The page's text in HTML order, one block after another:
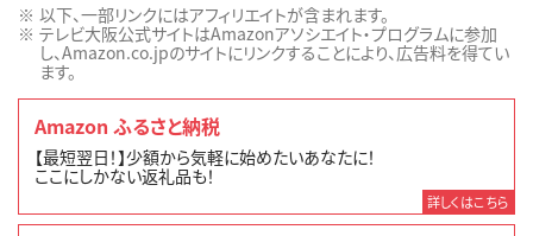
以下、一部リンクにはアフィリエイトが含まれます。
テレビ大阪公式サイトはAmazonアソシエイト・プログラムに参加
し、Amazon.co.jpのサイトにリンクすることにより、広告料を得てい
ます。
Amazon ふるさと納税
【最短翌日！】少額から気軽に始めたいあなたに！
ここにしかない返礼品も！
詳しくはこちら